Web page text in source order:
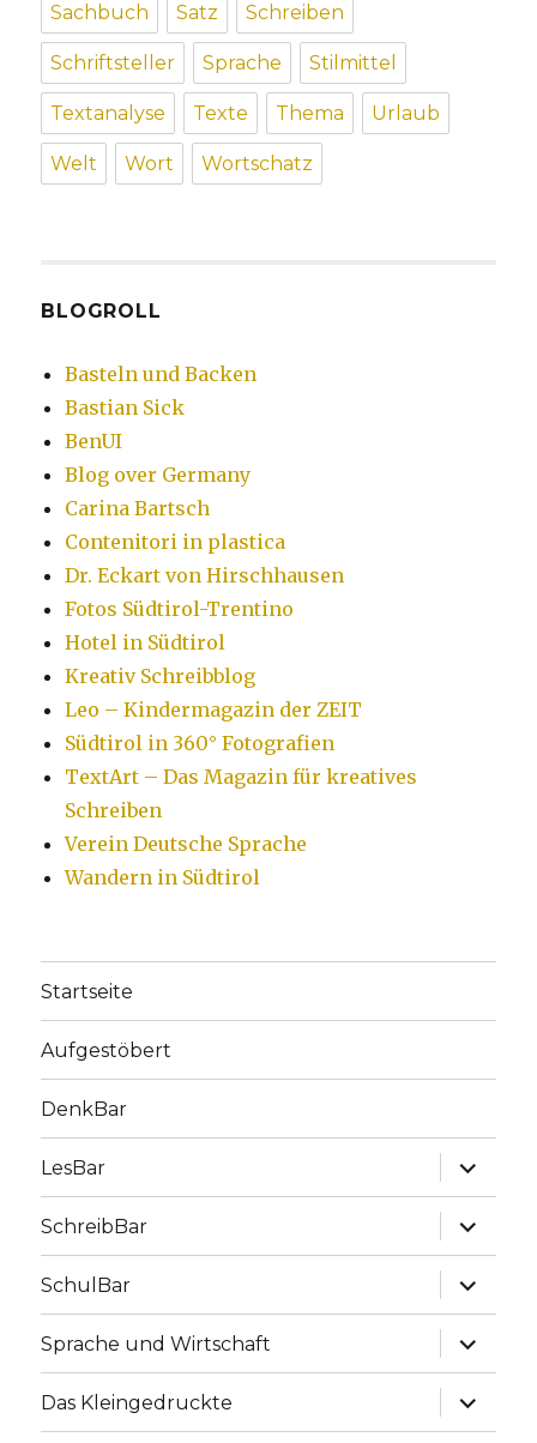
Sachbuch Satz Schreiben
Schriftsteller Sprache Stilmittel
Textanalyse Texte Thema Urlaub
Welt Wort Wortschatz
BLOGROLL
Basteln und Backen
Bastian Sick
BenUI
Blog over Germany
Carina Bartsch
Contenitori in plastica
Dr. Eckart von Hirschhausen
Fotos Südtirol-Trentino
Hotel in Südtirol
Kreativ Schreibblog
Leo – Kindermagazin der ZEIT
Südtirol in 360° Fotografien
TextArt – Das Magazin für kreatives
Schreiben
Verein Deutsche Sprache
Wandern in Südtirol
Startseite
Aufgestöbert
DenkBar
LesBar
SchreibBar
SchulBar
Sprache und Wirtschaft
Das Kleingedruckte